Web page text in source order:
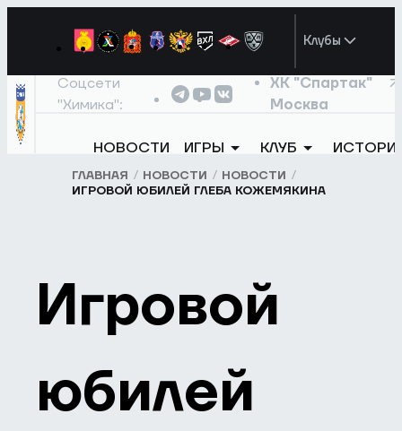
Клубы
Соцсети
"Химика":
ХК "Спартак"
Москва
НОВОСТИ ИГРЫ КЛУБ
ГЛАВНАЯ НОВОСТИ
НОВОСТИ
ИГРОВОЙ ЮБИЛЕЙ ГЛЕБА КОЖЕМЯКИНА
Игровой
юбилей